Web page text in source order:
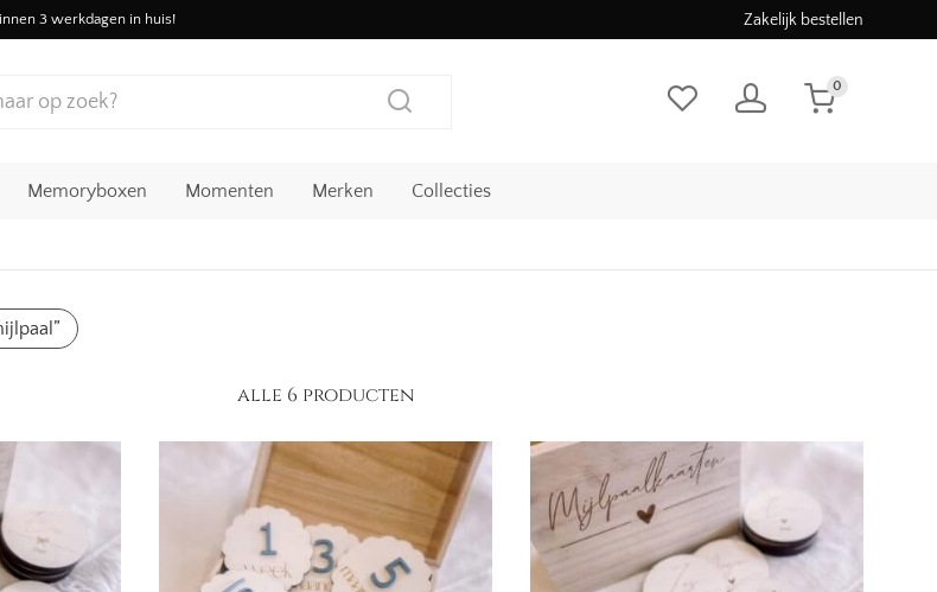
3 werkdagen in huis! Zakelijk bestellen
0
Memoryboxen Momenten Merken Collecties
alle 6 producten